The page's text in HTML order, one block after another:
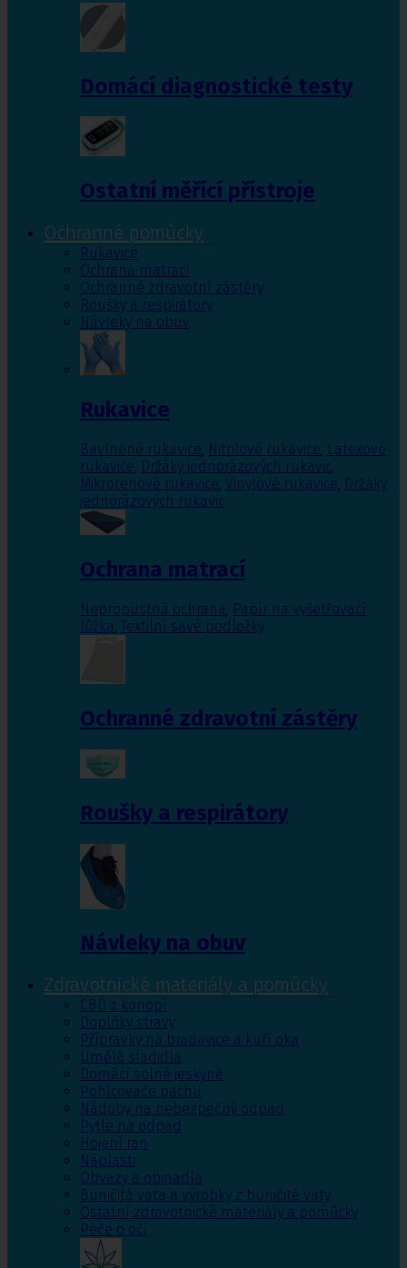
Domácí diagnostické testy
Ostatní měřící přístroje
Ochranné pomůcky
Rukavice
Ochrana matrací
Ochranné zdravotní zástěry
Roušky a respirátory
Návleky na obuv
Rukavice
Bavlněné rukavice, Nitrilové rukavice, Latexové
rukavice, Držáky jednorázových rukavic,
Mikrotenové rukavice, Vinylové rukavice, Držáky
jednorázových rukavic
Ochrana matrací
Nepropustná ochrana, Papír na vyšetřovací
lůžka, Textilní savé podložky
Ochranné zdravotní zástěry
Roušky a respirátory
Návleky na obuv
Zdravotnické materiály a pomůcky
CBD z konopí
Doplňky stravy
Přípravky na bradavice a kuří oka
Umělá sladidla
Domácí solné jeskyně
Pohlcovače pachu
Nádoby na nebezpečný odpad
Pytle na odpad
Hojení ran
Náplasti
Obvazy a obinadla
Buničitá vata a výrobky z buničité vaty
Ostatní zdravotnické materiály a pomůcky
Péče o oči